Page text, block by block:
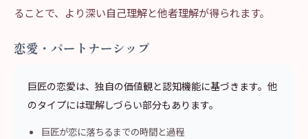
ることで、より深い自己理解と他者理解が得られます。
恋愛・パートナーシップ
巨匠の恋愛は、独自の価値観と認知機能に基づきます。他
のタイプには理解しづらい部分もあります。
巨匠が恋に落ちるまでの時間と過程